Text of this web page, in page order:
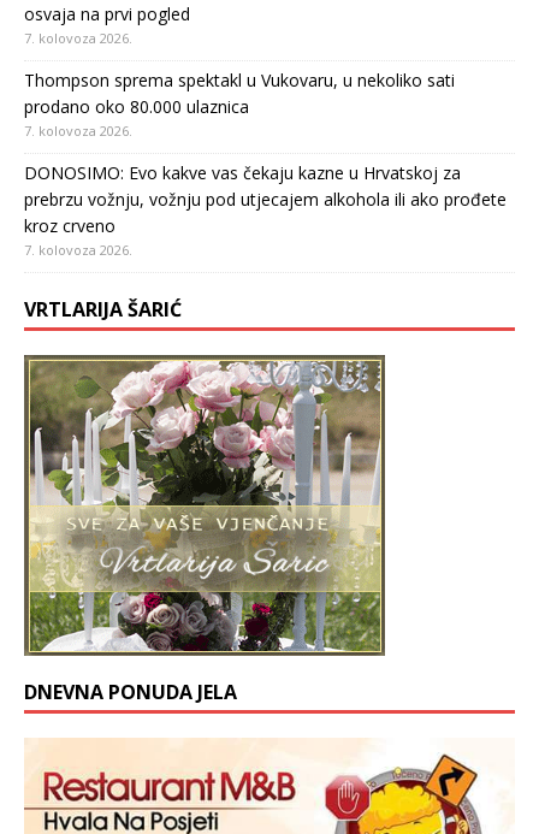
osvaja na prvi pogled
7. kolovoza 2026.
Thompson sprema spektakl u Vukovaru, u nekoliko sati
prodano oko 80.000 ulaznica
7. kolovoza 2026.
DONOSIMO: Evo kakve vas čekaju kazne u Hrvatskoj za
prebrzu vožnju, vožnju pod utjecajem alkohola ili ako prođete
kroz crveno
7. kolovoza 2026.
VRTLARIJA ŠARIĆ
DNEVNA PONUDA JELA